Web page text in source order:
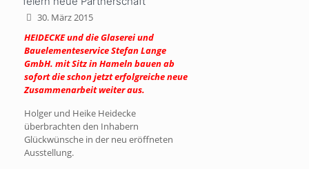
30. März 2015
HEIDECKE und die Glaserei und
Bauelementeservice Stefan Lange
GmbH. mit Sitz in Hameln bauen ab
sofort die schon jetzt erfolgreiche neue
Zusammenarbeit weiter aus.
Holger und Heike Heidecke
überbrachten den Inhabern
Glückwünsche in der neu eröffneten
Ausstellung.